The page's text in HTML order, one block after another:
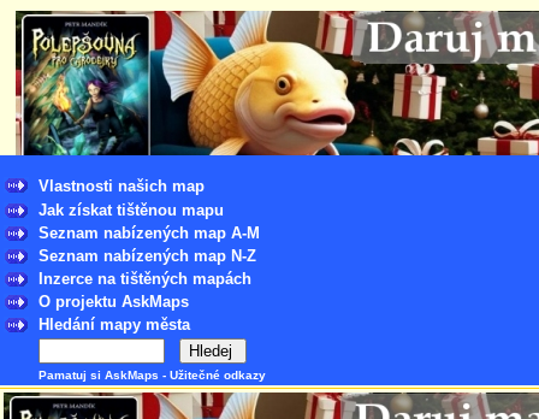
Vlastnosti našich map
Jak získat tištěnou mapu
Seznam nabízených map A-M
Seznam nabízených map N-Z
Inzerce na tištěných mapách
O projektu AskMaps
Hledání mapy města
Pamatuj si AskMaps - Užitečné odkazy